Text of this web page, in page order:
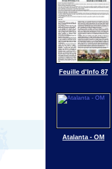
Feuille d'Info 87
Atalanta - OM